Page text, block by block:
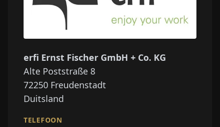
erfi Ernst Fischer GmbH + Co. KG
Alte Poststraße 8
72250 Freudenstadt
Duitsland
TELEFOON